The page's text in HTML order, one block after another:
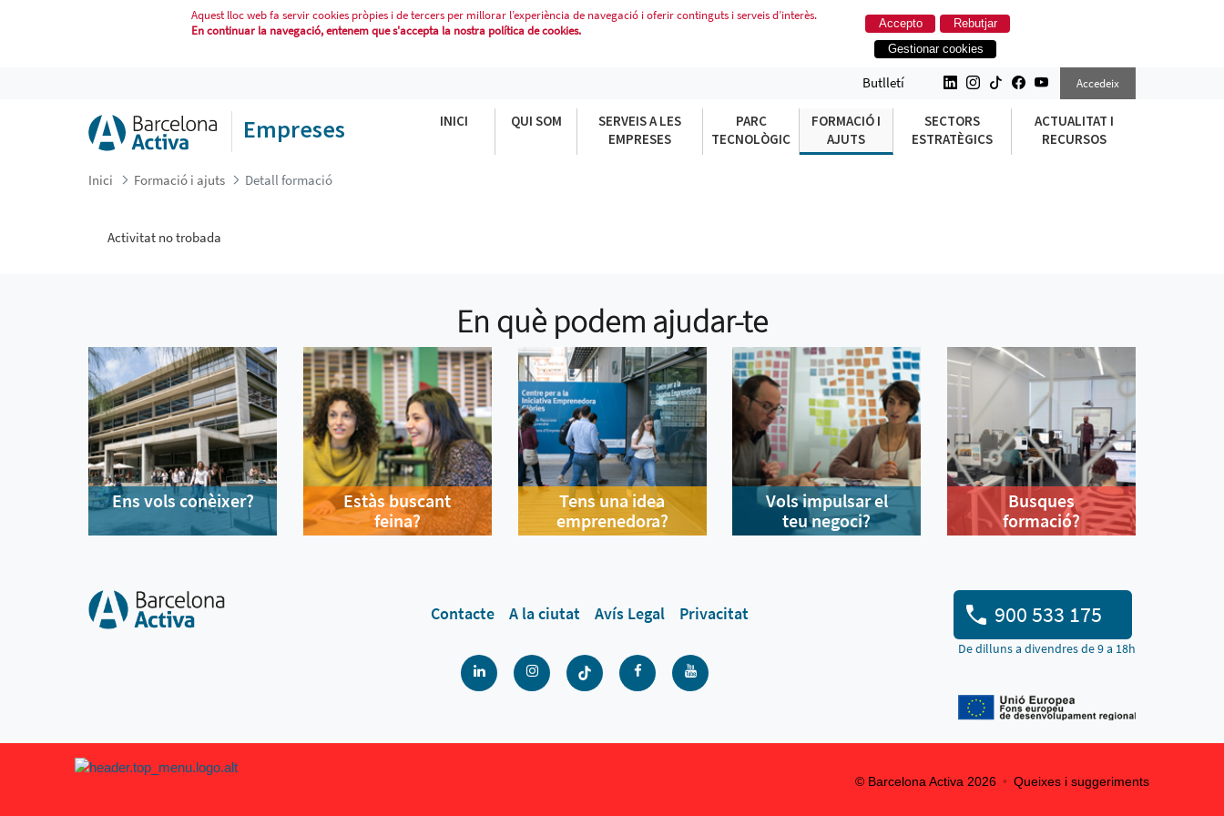
Aquest lloc web fa servir cookies pròpies i de tercers per millorar l’experiència de navegació i oferir continguts i serveis d’interès.
En continuar la navegació, entenem que s'accepta la nostra política de cookies.
Accepto
Rebutjar
Gestionar cookies
Butlletí Accedeix
Empreses INICI QUI SOM
SERVEIS A LES
EMPRESES
PARC
TECNOLÒGIC
FORMACIÓ I
AJUTS
SECTORS
ESTRATÈGICS
ACTUALITAT I
RECURSOS
Inici Formació i ajuts Detall formació
Activitat no trobada
En què podem ajudar-te
Ens vols conèixer?
Estàs buscant
feina?
Tens una idea
emprenedora?
Vols impulsar el
teu negoci?
Busques
formació?
Contacte A la ciutat Avís Legal Privacitat 900 533 175
De dilluns a divendres de 9 a 18h
© Barcelona Activa 2026 Queixes i suggeriments